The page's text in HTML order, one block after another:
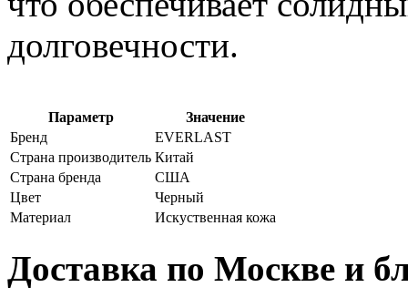
долговечности.
Параметр
Значение
Бренд
EVERLAST
Страна производитель Китай
Страна бренда
США
Цвет
Черный
Материал
Искуственная кожа
Доставка по Москве и